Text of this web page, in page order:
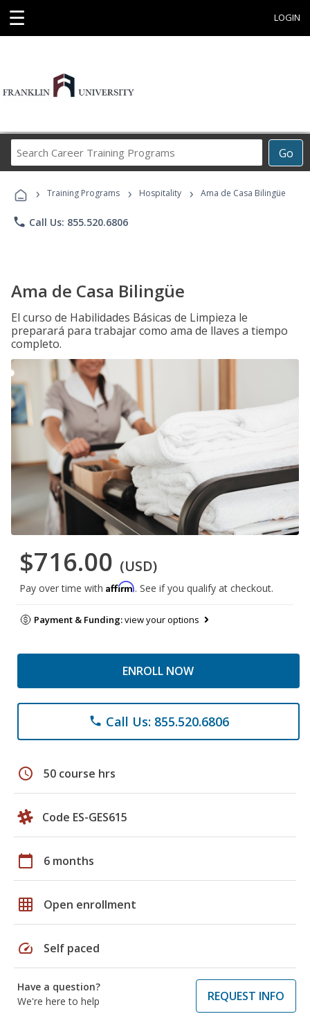
☰ LOGIN
Go
Career
Programs
› Training Programs › Hospitality › Ama de Casa Bilingüe
phone Call Us: 855.520.6806
Ama de Casa Bilingüe
El curso de Habilidades Básicas de Limpieza le
preparará para trabajar como ama de llaves a tiempo
completo.
$716.00 (USD)
Pay over time with Affirm. See if you qualify at checkout.
Payment & Funding:view your options
ENROLL NOW
phone Call Us: 855.520.6806
schedule 50 course hrs
Code ES-GES615
calendar_today 6 months
grid_on Open enrollment
speed Self paced
Have a question?
We're here to help
REQUEST INFO